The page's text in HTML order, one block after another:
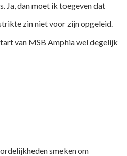
Ja, dan moet ik toegeven dat
zin niet voor zijn opgeleid.
van MSB Amphia wel degelijk
smeken om